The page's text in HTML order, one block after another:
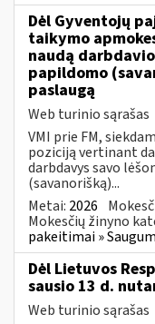
Dėl Gyventojų
taikymo
naudą
papildomo
paslaugą
Web turinio sąrašas
VMI prie FM,
poziciją vertinant
darbdavys savo
(savanorišką)...
Metai: 2026
Mokesčių žinyno
pakeitimai »
Dėl Lietuvos
sausio 13 d.
Web turinio sąrašas